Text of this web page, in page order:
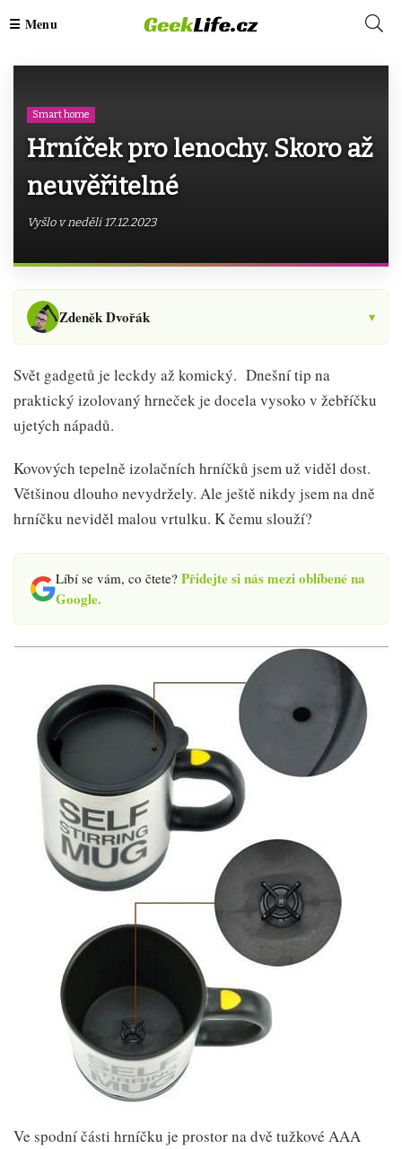
Smart home
Hrníček pro lenochy. Skoro až
neuvěřitelné
Vyšlo v neděli 17.12.2023
Zdeněk Dvořák ▾
Svět gadgetů je leckdy až komický. Dnešní tip na
praktický izolovaný hrneček je docela vysoko v žebříčku
ujetých nápadů.
Kovových tepelně izolačních hrníčků jsem už viděl dost.
Většinou dlouho nevydržely. Ale ještě nikdy jsem na dně
hrníčku neviděl malou vrtulku. K čemu slouží?
Líbí se vám, co čtete? Přidejte si nás mezi oblíbené na
Google.
Ve spodní části hrníčku je prostor na dvě tužkové AAA